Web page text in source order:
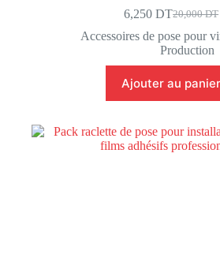
20,000DT
Le
prix
initial
était :
20,000
6,250DTLe
prix
actuel
est :
6,250 DT.
Accessoires de pose pour
Production
Ajouter au panier